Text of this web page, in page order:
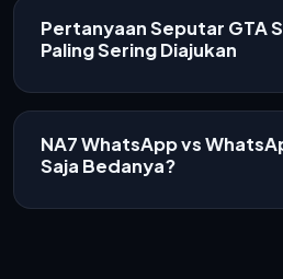
Pertanyaan Seputar GTA
Paling Sering Diajukan
NA7 WhatsApp vs
Saja Bedanya?